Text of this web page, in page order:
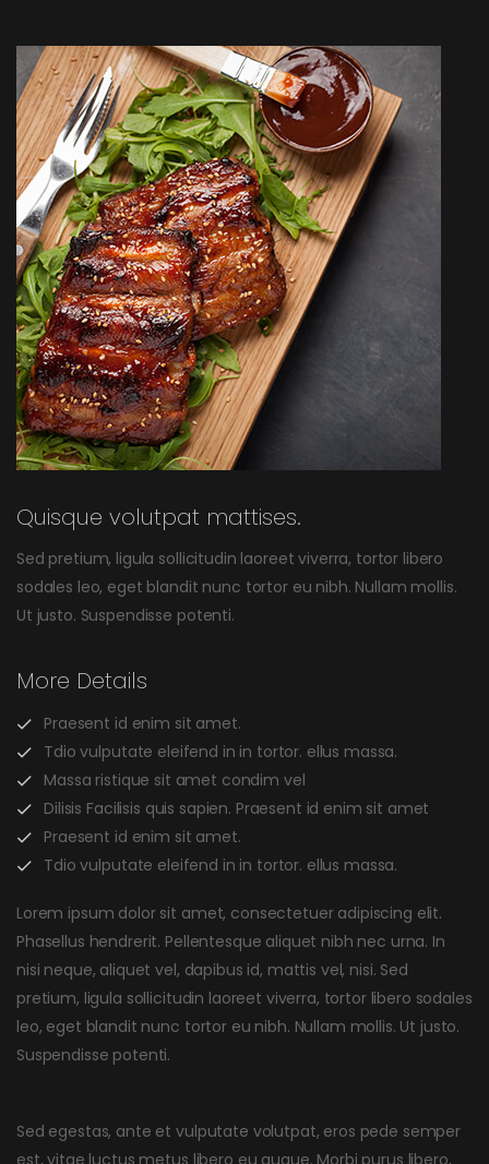
Quisque volutpat mattises.
Sed pretium, ligula sollicitudin laoreet viverra, tortor libero
sodales leo, eget blandit nunc tortor eu nibh. Nullam mollis.
Ut justo. Suspendisse potenti.
More Details
Praesent id enim sit amet.
Tdio vulputate eleifend in in tortor. ellus massa.
Massa ristique sit amet condim vel
Dilisis Facilisis quis sapien. Praesent id enim sit amet
Praesent id enim sit amet.
Tdio vulputate eleifend in in tortor. ellus massa.
Lorem ipsum dolor sit amet, consectetuer adipiscing elit.
Phasellus hendrerit. Pellentesque aliquet nibh nec urna. In
nisi neque, aliquet vel, dapibus id, mattis vel, nisi. Sed
pretium, ligula sollicitudin laoreet viverra, tortor libero sodales
leo, eget blandit nunc tortor eu nibh. Nullam mollis. Ut justo.
Suspendisse potenti.
Sed egestas, ante et vulputate volutpat, eros pede semper